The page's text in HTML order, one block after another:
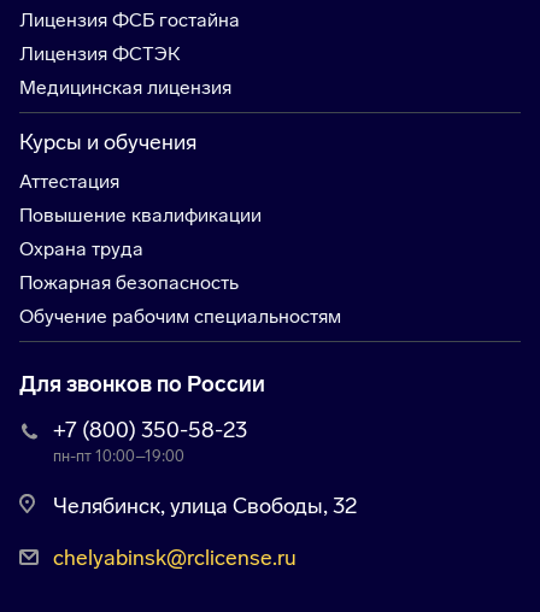
Лицензия ФСБ гостайна
Лицензия ФСТЭК
Медицинская лицензия
Курсы и обучения
Аттестация
Повышение квалификации
Охрана труда
Пожарная безопасность
Обучение рабочим специальностям
Для звонков по России
+7 (800) 350-58-23
пн-пт 10:00–19:00
Челябинск, ​улица Свободы, 32
chelyabinsk@rclicense.ru